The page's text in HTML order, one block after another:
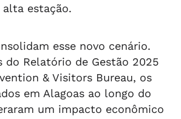
estação.
esse novo cenário.
do Relatório de Gestão 2025
& Visitors Bureau, os
em Alagoas ao longo do
um impacto econômico